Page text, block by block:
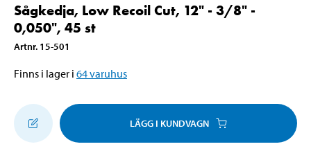
Sågkedja, Low Recoil Cut, 12" - 3/8" -
0,050", 45 st
Artnr. 15-501
Finns i lager i 64varuhus
LÄGG I KUNDVAGN